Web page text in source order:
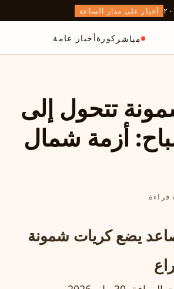
أخبار على مدار الساعة
مباشر كورةأخبار عامة
تتحول إلى
أزمة شمال
يضع كريات شمونة